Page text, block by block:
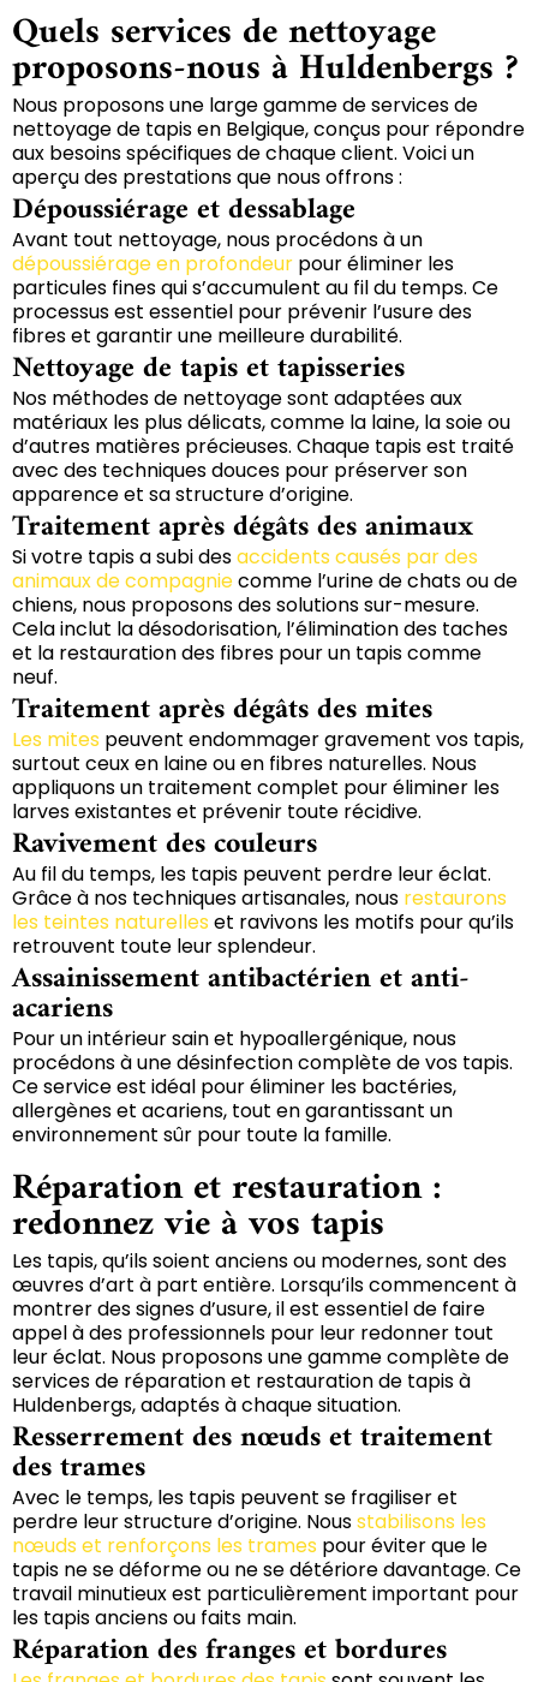
Quels services de nettoyage
proposons-nous à Huldenbergs ?
Nous proposons une large gamme de services de
nettoyage de tapis en Belgique, conçus pour répondre
aux besoins spécifiques de chaque client. Voici un
aperçu des prestations que nous offrons :
Dépoussiérage et dessablage
Avant tout nettoyage, nous procédons à un
dépoussiérage en profondeur pour éliminer les
particules fines qui s’accumulent au fil du temps. Ce
processus est essentiel pour prévenir l’usure des
fibres et garantir une meilleure durabilité.
Nettoyage de tapis et tapisseries
Nos méthodes de nettoyage sont adaptées aux
matériaux les plus délicats, comme la laine, la soie ou
d’autres matières précieuses. Chaque tapis est traité
avec des techniques douces pour préserver son
apparence et sa structure d’origine.
Traitement après dégâts des animaux
Si votre tapis a subi desaccidents causés par des
animaux de compagniecomme l’urine de chats ou de
chiens, nous proposons des solutions sur-mesure.
Cela inclut la désodorisation, l’élimination des taches
et la restauration des fibres pour un tapis comme
neuf.
Traitement après dégâts des mites
Les mites peuvent endommager gravement vos tapis,
surtout ceux en laine ou en fibres naturelles. Nous
appliquons un traitement complet pour éliminer les
larves existantes et prévenir toute récidive.
Ravivement des couleurs
Au fil du temps, les tapis peuvent perdre leur éclat.
Grâce à nos techniques artisanales, nous restaurons
les teintes naturelles et ravivons les motifs pour qu’ils
retrouvent toute leur splendeur.
Assainissement antibactérien et anti-
acariens
Pour un intérieur sain et hypoallergénique, nous
procédons à une désinfection complète de vos tapis.
Ce service est idéal pour éliminer les bactéries,
allergènes et acariens, tout en garantissant un
environnement sûr pour toute la famille.
Réparation et restauration :
redonnez vie à vos tapis
Les tapis, qu’ils soient anciens ou modernes, sont des
œuvres d’art à part entière. Lorsqu’ils commencent à
montrer des signes d’usure, il est essentiel de faire
appel à des professionnels pour leur redonner tout
leur éclat. Nous proposons une gamme complète de
services de réparation et restauration de tapis à
Huldenbergs, adaptés à chaque situation.
Resserrement des nœuds et traitement
des trames
Avec le temps, les tapis peuvent se fragiliser et
perdre leur structure d’origine. Nousstabilisons les
nœuds et renforçons les trames pour éviter que le
tapis ne se déforme ou ne se détériore davantage. Ce
travail minutieux est particulièrement important pour
les tapis anciens ou faits main.
Réparation des franges et bordures